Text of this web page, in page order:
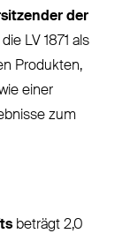
der
LV 1871 als
Produkten,
einer
zum
beträgt 2,0